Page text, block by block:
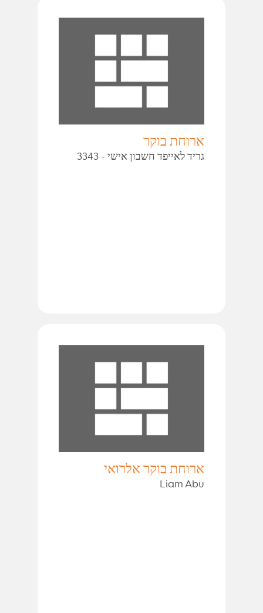
ארוחת בוקר
גריד לאייפד חשבון אישי - 3343
ארוחת בוקר אלרואי
Liam Abu